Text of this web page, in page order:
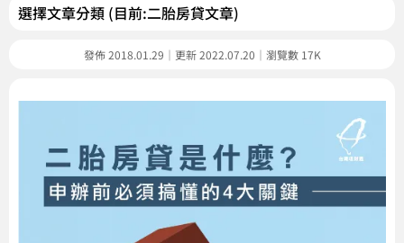
選擇文章分類 (目前:二胎房貸文章)
發佈 2018.01.29｜更新 2022.07.20｜瀏覽數 17K